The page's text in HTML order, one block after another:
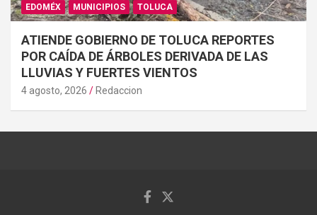
EDOMÉX MUNICIPIOS TOLUCA
ATIENDE GOBIERNO DE TOLUCA REPORTES
POR CAÍDA DE ÁRBOLES DERIVADA DE LAS
LLUVIAS Y FUERTES VIENTOS
4 agosto, 2026 Redaccion